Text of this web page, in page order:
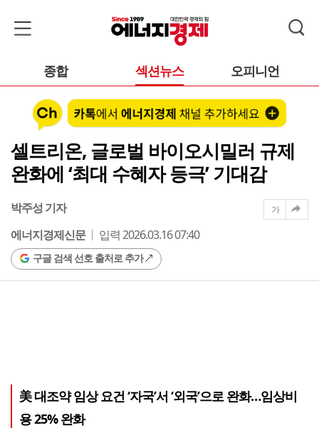
종합 섹션뉴스 오피니언
셀트리온, 글로벌 바이오시밀러 규제
완화에 ‘최대 수혜자 등극’ 기대감
박주성 기자
에너지경제신문
입력 2026.03.16 07:40
구글 검색 선호 출처로 추가
가
美 대조약 임상 요건 ‘자국’서 ‘외국’으로 완화…임상비
용 25% 완화